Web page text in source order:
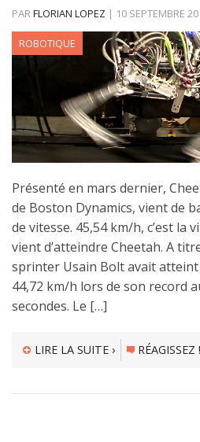
PARFLORIAN LOPEZ | 10 SEPTEMBRE
ROBOTIQUE
Présenté en mars dernier,
de Boston Dynamics, vient de
de vitesse. 45,54 km/h, c’est la
vient d’atteindre Cheetah. A
sprinter Usain Bolt avait atteint
44,72 km/h lors de son record
secondes. Le […]
LIRE LA SUITE › RÉAGISSEZ !